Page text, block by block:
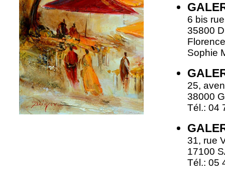
6 bis
35800
Sophie
25,
38000
Tél.: 04
31, rue
17100
Tél.: 05